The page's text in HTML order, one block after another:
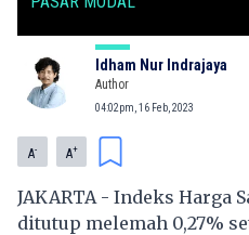
Idham Nur Indrajaya
Author
04:02pm, 16 Feb, 2023
A- A+
JAKARTA - Indeks Harga
ditutup melemah 0,27%